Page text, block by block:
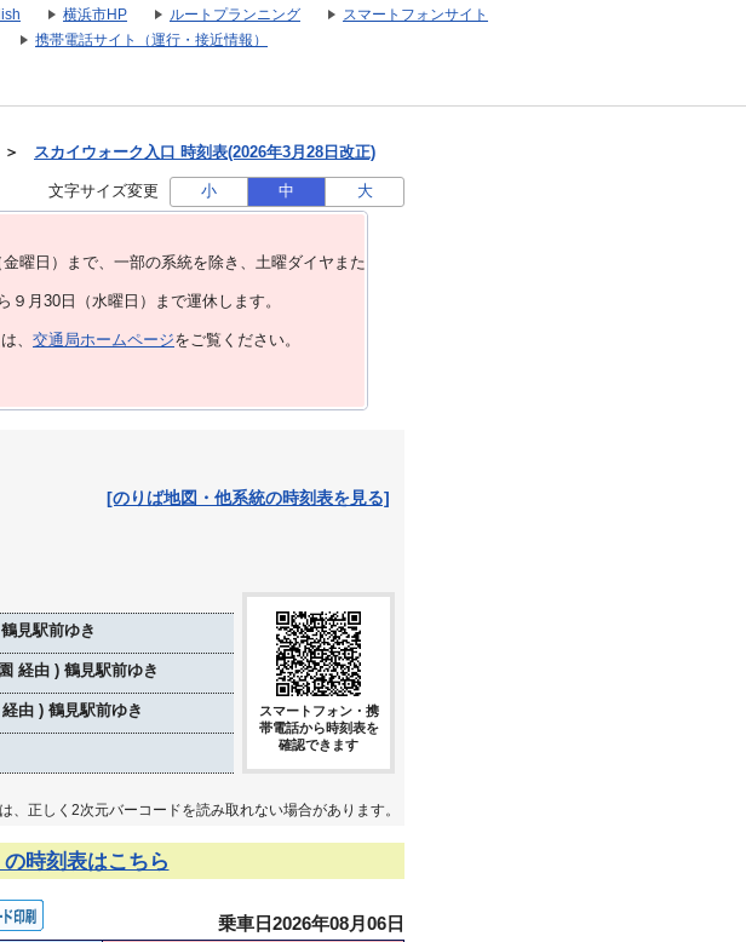
横浜市HP ルートプランニング
スマートフォンサイト
携帯電話サイト（運行・接近情報）
＞ スカイウォーク入口 時刻表(2026年3月28日改正)
文字サイズ変更 小 中 大
曜日）まで、⼀部の系統を除き、⼟曜ダイヤまた
月30日（水曜日）まで運休します。
、 交通局ホームページをご覧ください。
[のりば地図・他系統の時刻表を見る]
見駅前ゆき
経由 ) 鶴見駅前ゆき
由 ) 鶴見駅前ゆき
スマートフォン・携
帯電話から時刻表を
確認できます
、正しく2次元バーコードを読み取れない場合があります。
時刻表はこちら
乗車日2026年08月06日